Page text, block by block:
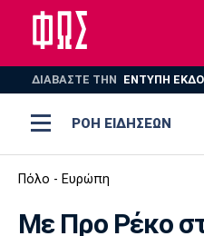
ΔΙΑΒΑΣΤΕ THN ΕΝΤΥΠΗ
ΡΟΗ ΕΙΔΗΣΕΩΝ
ΠΟΔΟΣΦΑΙΡΟ
Ποδόσφαιρο
Super League 1
Μπάσκετ
Πόλο - Ευρώπη
Με Προ Ρέκο